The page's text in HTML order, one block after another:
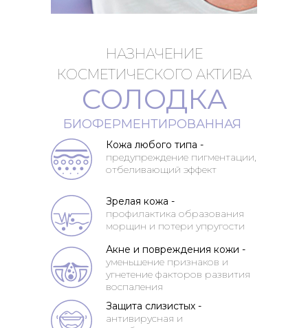
НАЗНАЧЕНИЕ
КОСМЕТИЧЕСКОГО АКТИВА
СОЛОДКА
Кожа любого типа -
предупреждение пигментации,
отбеливающий эффект
Акне и повреждения кожи -
уменьшение признаков и
угнетение факторов развития
воспаления
Зрелая кожа -
профилактика образования
морщин и потери упругости
Защита слизистых -
антивирусная и
БИОФЕРМЕНТИРОВАННАЯ